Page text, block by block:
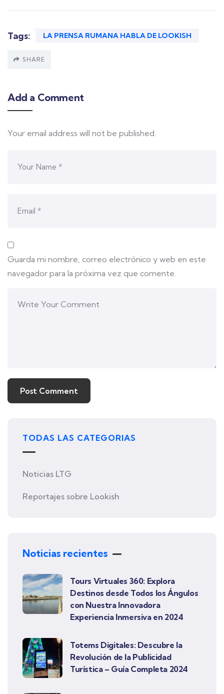
Tags: LA PRENSA RUMANA HABLA DE LOOKISH
SHARE
Add a Comment
Your email address will not be published.
Guarda mi nombre, correo electrónico y web en este
navegador para la próxima vez que comente.
TODAS LAS CATEGORIAS
Noticias LTG
Reportajes sobre Lookish
Noticias recientes
Tours Virtuales 360: Explora
Destinos desde Todos los Ángulos
con Nuestra Innovadora
Experiencia Inmersiva en 2024
Totems Digitales: Descubre la
Revolución de la Publicidad
Turística – Guía Completa 2024